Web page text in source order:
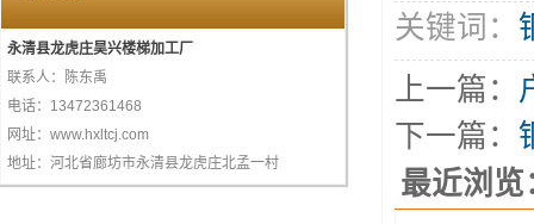
永清县龙虎庄昊兴楼梯加工厂
联系人：陈东禹
电话：13472361468
网址：www.hxltcj.com
地址：河北省廊坊市永清县龙虎庄北孟一村
关键词：
上一篇：
下一篇：
最近浏览